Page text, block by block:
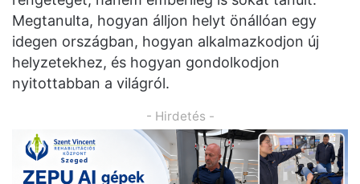
Megtanulta, hogyan álljon helyt önállóan egy
idegen országban, hogyan alkalmazkodjon új
helyzetekhez, és hogyan gondolkodjon
nyitottabban a világról.
- Hirdetés -